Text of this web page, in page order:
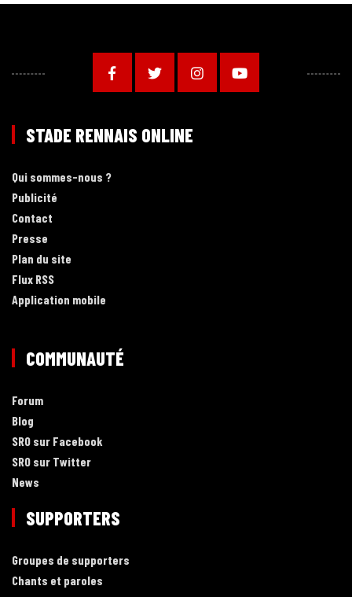
STADE RENNAIS ONLINE
Qui sommes-nous ?
Publicité
Contact
Presse
Plan du site
Flux RSS
Application mobile
COMMUNAUTÉ
Forum
Blog
SRO sur Facebook
SRO sur Twitter
News
SUPPORTERS
Groupes de supporters
Chants et paroles